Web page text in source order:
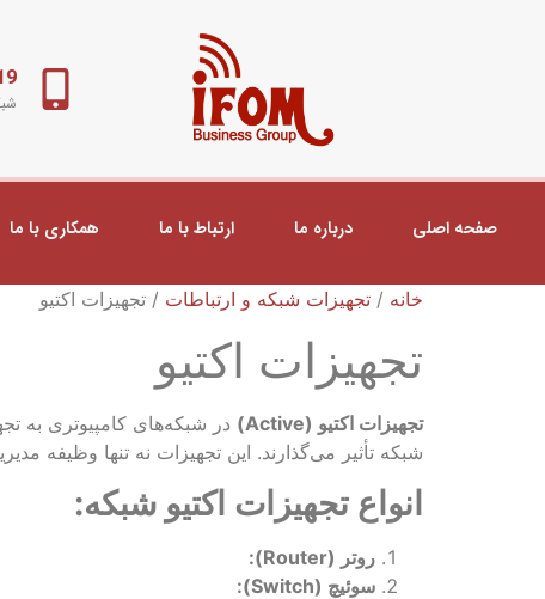
98+
صفحه اصلی درباره ما ارتباط با ما همکاری با ما
خانه / تجهیزات شبکه و ارتباطات / تجهیزات اکتیو
تجهیزات اکتیو
تجهیزات اکتیو (Active)
در شبکه‌های کامپیوتری به
شبکه تأثیر می‌گذارند. این تجهیزات نه تنها وظیفه
انواع تجهیزات اکتیو شبکه:
روتر (Router):
سوئیچ (Switch):